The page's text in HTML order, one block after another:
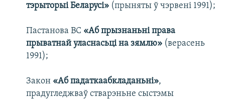
тэрыторыі Беларусі» (прыняты ў чэрвені 1991);
Пастанова ВС «Аб прызнаньні права
прыватнай уласнасьці на зямлю» (верасень
1991);
Закон «Аб падаткаабкладаньні»,
прадугледжваў стварэньне сыстэмы